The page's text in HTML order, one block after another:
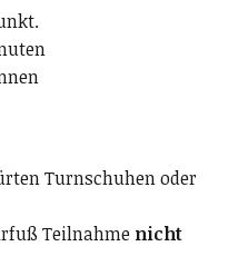
Turnschuhen oder
Teilnahme nicht